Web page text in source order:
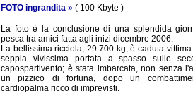
FOTO ingrandita » ( 100 Kbyte )
La foto è la conclusione di una splendida
pesca tra amici fatta agli inizi dicembre 2006.
La bellissima ricciola, 29.700 kg, è caduta
seppia vivissima portata a spasso sulle
capospartivento; è stata imbarcata, non senza
un pizzico di fortuna, dopo un
cardiopalma ricco di imprevisti.